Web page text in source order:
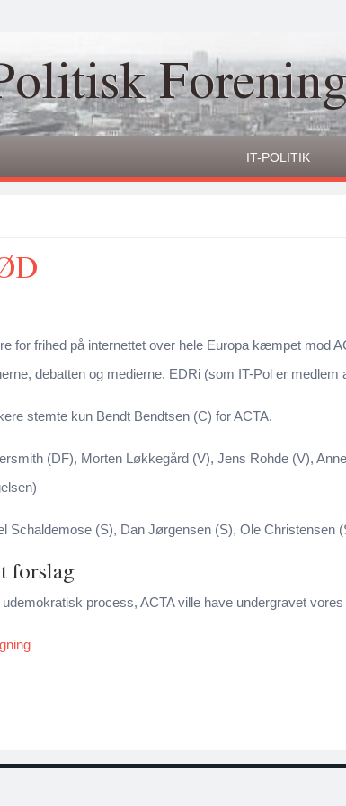
IT-POLITIK
for frihed på internettet over hele Europa kæmpet mod
debatten og medierne. EDRi (som IT-Pol er
stemte kun Bendt Bendtsen (C) for ACTA.
(DF), Morten Løkkegård (V), Jens Rohde (V),
Schaldemose (S), Dan Jørgensen (S), Ole Christensen
forslag
process, ACTA ville have undergravet vores